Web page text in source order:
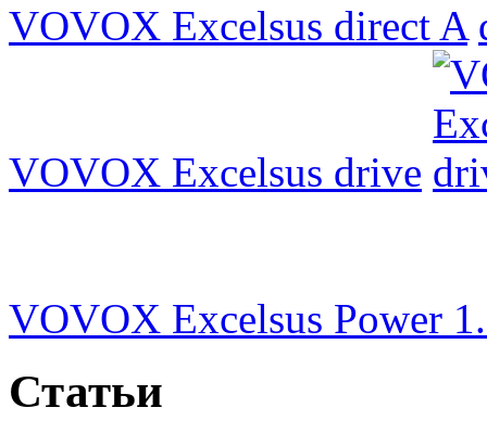
VOVOX Excelsus direct A
VOVOX Excelsus drive
VOVOX Excelsus Power
Статьи